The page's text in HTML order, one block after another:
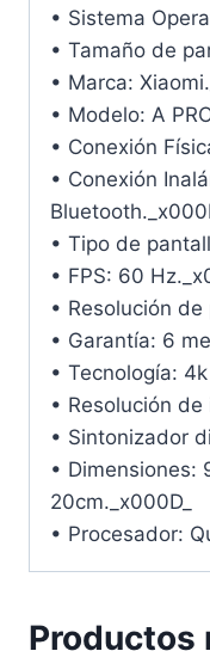
• Sistema
• Tamaño de
• Marca:
• Modelo: A
• Conexión
• Conexión
• Tipo de
• FPS: 60
• Resolución de
• Garantía: 6
• Tecnología: 4k
• Resolución de
• Sintonizador
• Dimensiones:
20cm._x000D_
• Procesador:
Productos